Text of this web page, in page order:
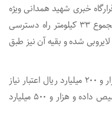
خبری شهید همدانی ویژه
هفته دولت استانداری گلستان، افزود: از مجموع ۳۳ کیلومتر راه دسترسی
خزر تاکنون ۱۰ کیلومتر لایروبی شده و بقیه آن نیز طبق
وی بیان کرد: لایروبی خلیج گرگان به پنج هزار و ۲۰۰ میلیارد ریال اعتبار نیاز
دارد که تاکنون ۲ هزار میلیارد ریال آن تخصیص داده و هزار و ۵۰۰ میلیارد